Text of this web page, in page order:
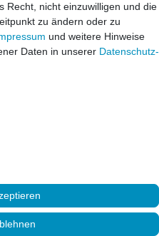
Recht, nicht einzuwilligen und die
zu ändern oder zu
und weitere Hinweise
Daten in unserer Daten­schutz­